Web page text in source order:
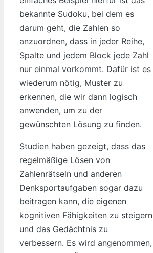
bekannte Sudoku, bei dem es
darum geht, die Zahlen so
anzuordnen, dass in jeder Reihe,
Spalte und jedem Block jede Zahl
nur einmal vorkommt. Dafür ist es
wiederum nötig, Muster zu
erkennen, die wir dann logisch
anwenden, um zu der
gewünschten Lösung zu finden.
Studien haben gezeigt, dass das
regelmäßige Lösen von
Zahlenrätseln und anderen
Denksportaufgaben sogar dazu
beitragen kann, die eigenen
kognitiven Fähigkeiten zu steigern
und das Gedächtnis zu
verbessern. Es wird angenommen,